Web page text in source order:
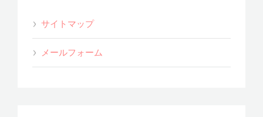
サイトマップ
メールフォーム